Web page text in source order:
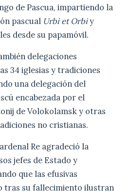
de Pascua, impartiendo la
pascual Urbi et Orbiy
desde su papamóvil.
delegaciones
34 iglesias y tradiciones
una delegación del
encabezada por el
de Volokolamsk y otras
no cristianas.
Re agradeció la
jefes de Estado y
que las efusivas
tras su fallecimiento ilustran